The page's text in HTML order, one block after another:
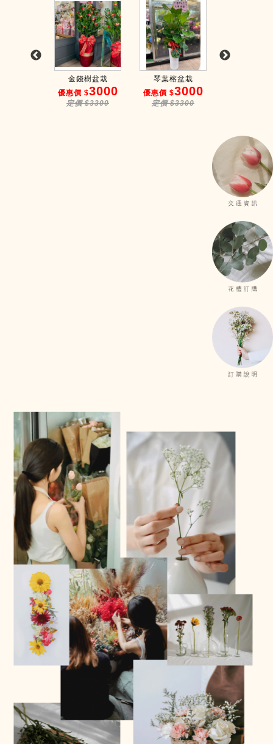
金錢樹盆栽
優惠價 $3000
定價 $3300
琴葉榕盆栽
優惠價 $3000
定價 $3300